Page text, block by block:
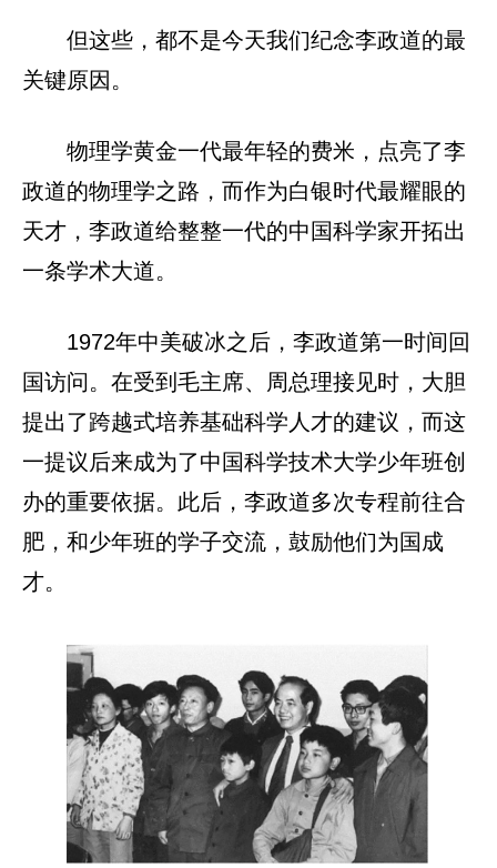
但这些，都不是今天我们纪念李政道的最
关键原因。
物理学黄金一代最年轻的费米，点亮了李
政道的物理学之路，而作为白银时代最耀眼的
天才，李政道给整整一代的中国科学家开拓出
一条学术大道。
1972年中美破冰之后，李政道第一时间回
国访问。在受到毛主席、周总理接见时，大胆
提出了跨越式培养基础科学人才的建议，而这
一提议后来成为了中国科学技术大学少年班创
办的重要依据。此后，李政道多次专程前往合
肥，和少年班的学子交流，鼓励他们为国成
才。